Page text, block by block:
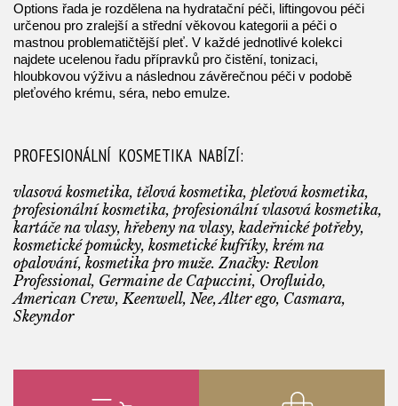
Options řada je rozdělena na hydratační péči, liftingovou péči
určenou pro zralejší a střední věkovou kategorii a péči o
mastnou problematičtější pleť. V každé jednotlivé kolekci
najdete ucelenou řadu přípravků pro čistění, tonizaci,
hloubkovou výživu a následnou závěrečnou péči v podobě
pleťového krému, séra, nebo emulze.
PROFESIONÁLNÍ KOSMETIKA NABÍZÍ:
vlasová kosmetika, tělová kosmetika, pleťová kosmetika,
profesionální kosmetika, profesionální vlasová kosmetika,
kartáče na vlasy, hřebeny na vlasy, kadeřnické potřeby,
kosmetické pomůcky, kosmetické kufříky, krém na
opalování, kosmetika pro muže. Značky: Revlon
Professional, Germaine de Capuccini, Orofluido,
American Crew, Keenwell, Nee, Alter ego, Casmara,
Skeyndor